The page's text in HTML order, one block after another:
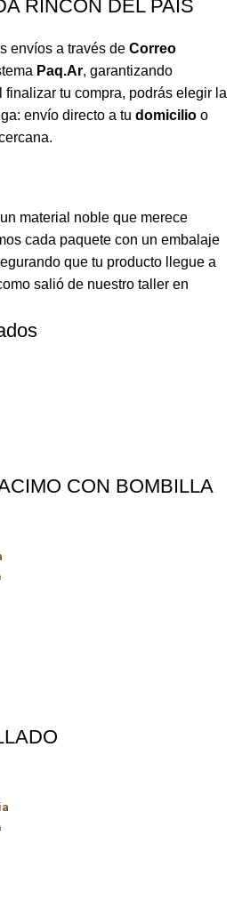
RINCÓN DEL PAÍS
envíos a través de Correo
Paq.Ar, garantizando
tu compra, podrás elegir la
envío directo a tu domicilio o
material noble que merece
cada paquete con un embalaje
que tu producto llegue a
salió de nuestro taller en
CON BOMBILLA